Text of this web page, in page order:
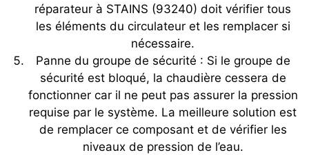
réparateur à STAINS (93240) doit vérifier tous
les éléments du circulateur et les remplacer si
nécessaire.
Panne du groupe de sécurité : Si le groupe de
sécurité est bloqué, la chaudière cessera de
fonctionner car il ne peut pas assurer la pression
requise par le système. La meilleure solution est
de remplacer ce composant et de vérifier les
niveaux de pression de l’eau.